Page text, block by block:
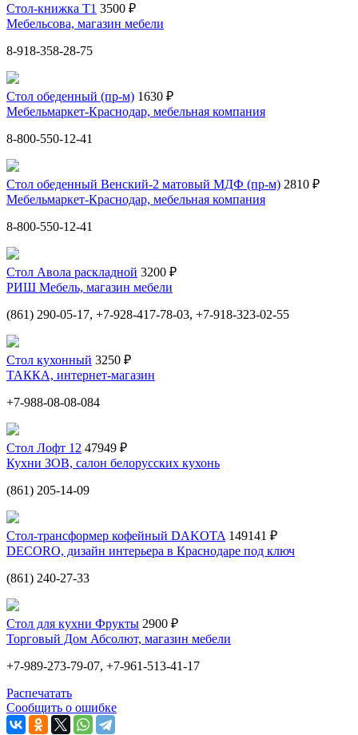
Стол-книжка Т1 3500 ₽
Мебельсова, магазин мебели
8-918-358-28-75
Стол обеденный (пр-м) 1630 ₽
Мебельмаркет-Краснодар, мебельная компания
8-800-550-12-41
Стол обеденный Венский-2 матовый МДФ (пр-м) 2810 ₽
Мебельмаркет-Краснодар, мебельная компания
8-800-550-12-41
Стол Авола раскладной 3200 ₽
РИШ Мебель, магазин мебели
(861) 290-05-17, +7-928-417-78-03, +7-918-323-02-55
Стол кухонный 3250 ₽
ТАККА, интернет-магазин
+7-988-08-08-084
Стол Лофт 12 47949 ₽
Кухни ЗОВ, салон белорусских кухонь
(861) 205-14-09
Стол-трансформер кофейный DAKOTA 149141 ₽
DECORO, дизайн интерьера в Краснодаре под ключ
(861) 240-27-33
Стол для кухни Фрукты 2900 ₽
Торговый Дом Абсолют, магазин мебели
+7-989-273-79-07, +7-961-513-41-17
Распечатать
Сообщить о ошибке